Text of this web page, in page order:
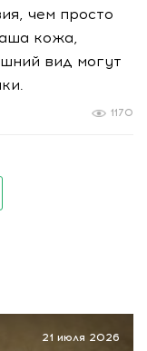
чем просто
кожа,
вид могут
1170
21 июля 2026